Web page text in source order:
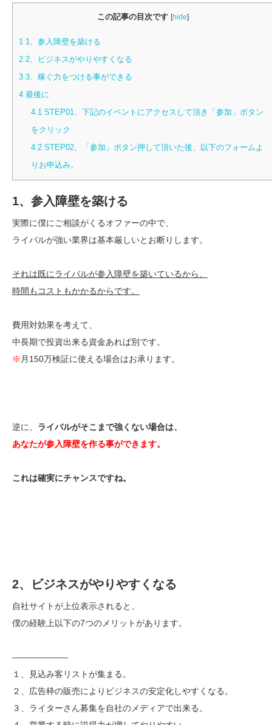
この記事の目次です [hide]
1 1、参入障壁を築ける
2 2、ビジネスがやりやすくなる
3 3、稼ぐ力をつける事ができる
4 最後に
4.1STEP01、下記のイベントにアクセスして頂き「参加」ボタン
をクリック
4.2STEP02、「参加」ボタン押して頂いた後、以下のフォームよ
りお申込み。
1、参入障壁を築ける
実際に僕にご相談がくるオファーの中で、
ライバルが強い業界は基本厳しいとお断りします。
それは既にライバルが参入障壁を築いているから、
時間もコストもかかるからです。
費用対効果を考えて、
中長期で投資出来る資金あれば別です。
※ 月150万検証に使える場合はお承ります。
逆に、 ライバルがそこまで強くない場合は、
あなたが参入障壁を作る事ができます。
これは確実にチャンスですね。
2、ビジネスがやりやすくなる
自社サイトが上位表示されると、
僕の経験上以下の7つのメリットがあります。
——————–
１、見込み客リストが集まる。
２、広告枠の販売によりビジネスの安定化しやすくなる。
３、ライターさん募集を自社のメディアで出来る。